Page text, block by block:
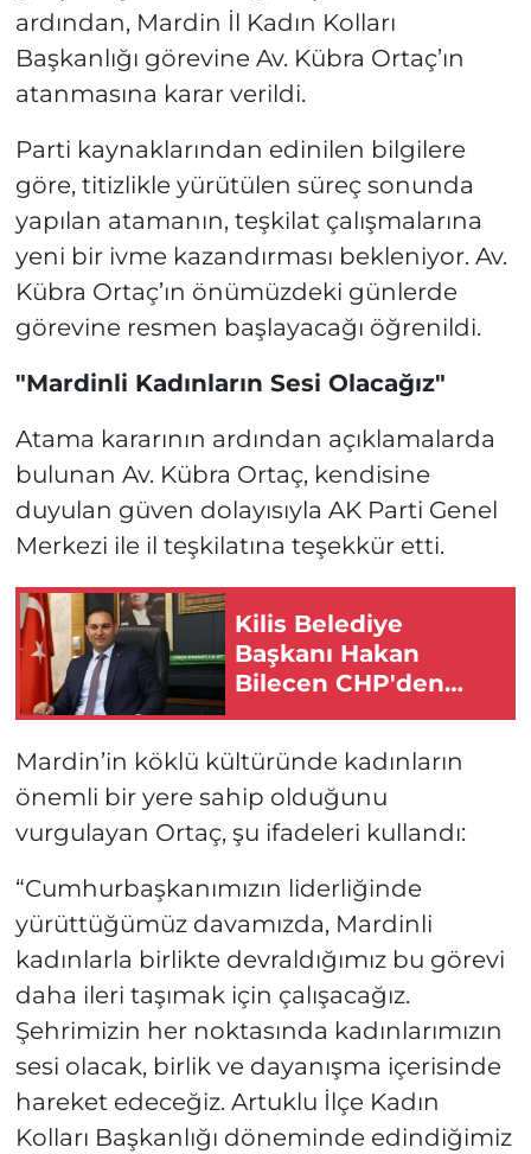
ardından, Mardin İl Kadın Kolları
Başkanlığı görevine Av. Kübra Ortaç’ın
atanmasına karar verildi.
Parti kaynaklarından edinilen bilgilere
göre, titizlikle yürütülen süreç sonunda
yapılan atamanın, teşkilat çalışmalarına
yeni bir ivme kazandırması bekleniyor. Av.
Kübra Ortaç’ın önümüzdeki günlerde
görevine resmen başlayacağı öğrenildi.
"Mardinli Kadınların Sesi Olacağız"
Atama kararının ardından açıklamalarda
bulunan Av. Kübra Ortaç, kendisine
duyulan güven dolayısıyla AK Parti Genel
Merkezi ile il teşkilatına teşekkür etti.
Kilis Belediye
Başkanı Hakan
Bilecen CHP'den
istifa etti
Mardin’in köklü kültüründe kadınların
önemli bir yere sahip olduğunu
vurgulayan Ortaç, şu ifadeleri kullandı:
“Cumhurbaşkanımızın liderliğinde
yürüttüğümüz davamızda, Mardinli
kadınlarla birlikte devraldığımız bu görevi
daha ileri taşımak için çalışacağız.
Şehrimizin her noktasında kadınlarımızın
sesi olacak, birlik ve dayanışma içerisinde
hareket edeceğiz. Artuklu İlçe Kadın
Kolları Başkanlığı döneminde edindiğimiz